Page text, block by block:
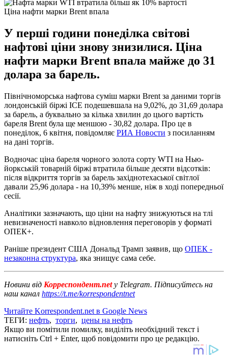
Ціна нафти марки Brent впала
У перші години понеділка світові
нафтові ціни знову знизилися. Ціна
нафти марки Brent впала майже до 31
долара за барель.
Північноморська нафтова суміш марки Brent за даними торгів
лондонській біржі ICE подешевшала на 9,02%, до 31,69 долара
за барель, а буквально за кілька хвилин до цього вартість
бареля Brent була ще меншою - 30,82 долара. Про це в
понеділок, 6 квітня, повідомляє РИА Новости з посиланням
на дані торгів.
Водночас ціна бареля чорного золота сорту WTI на Нью-
йоркській товарній біржі втратила більше десяти відсотків:
після відкриття торгів за барель західнотехаської світлої
давали 25,96 долара - на 10,39% менше, ніж в ході попередньої
сесії.
Аналітики зазначають, що ціни на нафту знижуються на тлі
невизначеності навколо відновлення переговорів у форматі
ОПЕК+.
Раніше президент США Дональд Трамп заявив, що ОПЕК -
незаконна структура, яка знищує сама себе.
Новини від Корреспондент.net у Telegram. Підписуйтесь на
наш канал https://t.me/korrespondentnet
Читайте Korrespondent.net в Google News
ТЕГИ: нефть, торги, цены на нефть
Якщо ви помітили помилку, виділіть необхідний текст і
натисніть Ctrl + Enter, щоб повідомити про це редакцію.